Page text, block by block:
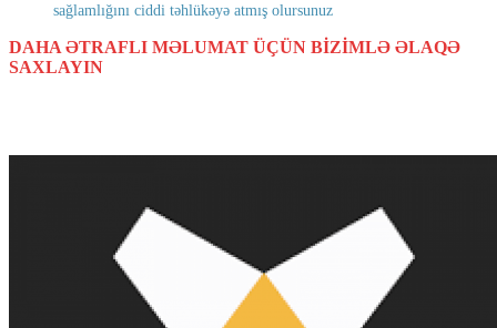
sağlamlığını ciddi təhlükəyə atmış olursunuz
DAHA ƏTRAFLI MƏLUMAT ÜÇÜN BİZİMLƏ ƏLAQƏ
SAXLAYIN